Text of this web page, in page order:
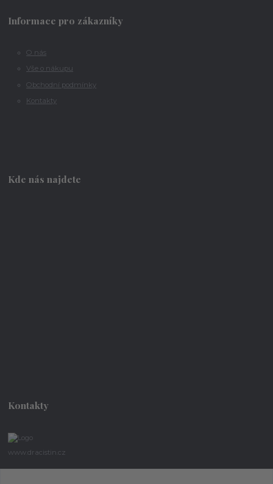
Informace pro zákazníky
O nás
Vše o nákupu
Obchodní podmínky
Kontakty
Kde nás najdete
Kontakty
www.dracistin.cz